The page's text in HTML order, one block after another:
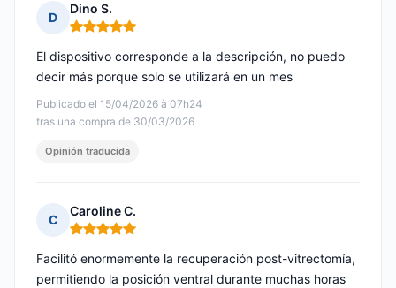
D
Dino S.
Nota: 5 de 5
Publicado el 15/04/2026 à 07h24
tras una compra de 30/03/2026
El dispositivo corresponde a la descripción, no puedo
decir más porque solo se utilizará en un mes
Opinión traducida
C
Caroline C.
Nota: 5 de 5
Facilitó enormemente la recuperación post-vitrectomía,
permitiendo la posición ventral durante muchas horas